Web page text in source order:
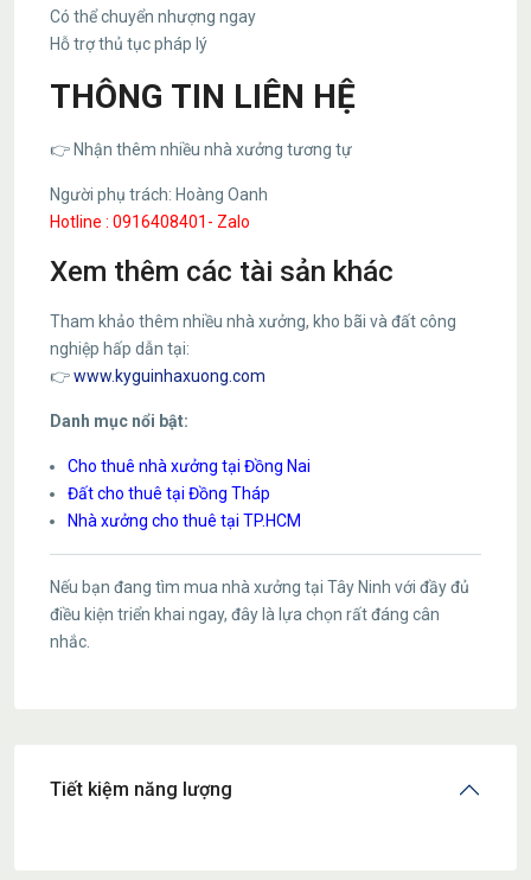
Có thể chuyển nhượng ngay
Hỗ trợ thủ tục pháp lý
THÔNG TIN LIÊN HỆ
👉 Nhận thêm nhiều nhà xưởng tương tự
Người phụ trách: Hoàng Oanh
Hotline : 0916408401- Zalo
Xem thêm các tài sản khác
Tham khảo thêm nhiều nhà xưởng, kho bãi và đất công
nghiệp hấp dẫn tại:
👉www.kyguinhaxuong.com
Danh mục nổi bật:
Cho thuê nhà xưởng tại Đồng Nai
Đất cho thuê tại Đồng Tháp
Nhà xưởng cho thuê tại TP.HCM
Nếu bạn đang tìm mua nhà xưởng tại Tây Ninh với đầy đủ
điều kiện triển khai ngay, đây là lựa chọn rất đáng cân
nhắc.
Tiết kiệm năng lượng